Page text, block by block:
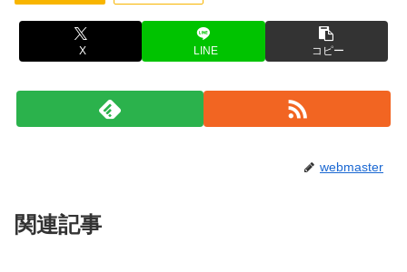
X LINE コピー
webmaster
関連記事